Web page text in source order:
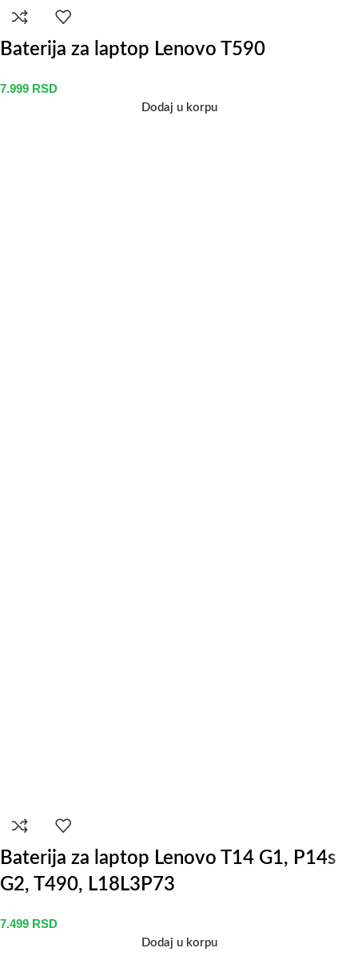
Baterija za laptop Lenovo T590
7.999 RSD
Dodaj u korpu
Baterija za laptop Lenovo T14 G1, P14s
G2, T490, L18L3P73
7.499 RSD
Dodaj u korpu